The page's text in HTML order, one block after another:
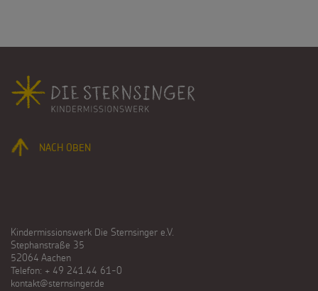
Fußbereich
NACH OBEN
Kindermissionswerk Die Sternsinger e.V.
Stephanstraße 35
52064 Aachen
Telefon: + 49 241.44 61-0
kontakt@sternsinger.de